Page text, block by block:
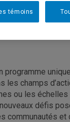
programme
champs
ou les
défis
et
témoins